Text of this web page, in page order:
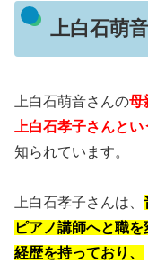
上白石萌
上白石萌音さんの母
上白石孝子さんと
知られています。
上白石孝子さんは、
ピアノ講師へと職を
経歴を持っており、